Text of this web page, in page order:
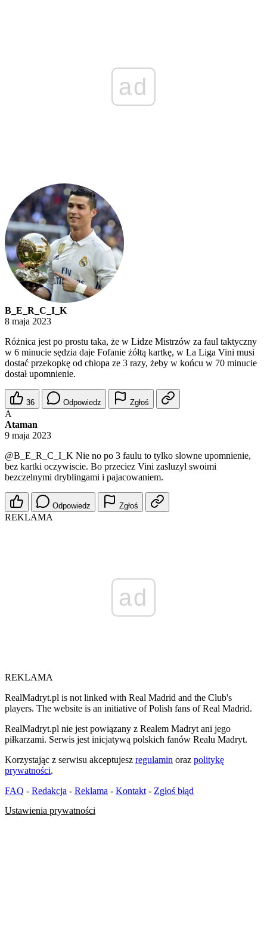
ad
B_E_R_C_I_K
8 maja 2023
Różnica jest po prostu taka, że w Lidze Mistrzów za faul taktyczny
w 6 minucie sędzia daje Fofanie żółtą kartkę, w La Liga Vini musi
dostać przekopkę od chłopa ze 3 razy, żeby w końcu w 70 minucie
dostał upomnienie.
36 Odpowiedz Zgłoś
A
Ataman
9 maja 2023
@B_E_R_C_I_K Nie no po 3 faulu to tylko slowne upomnienie,
bez kartki oczywiscie. Bo przeciez Vini zasluzyl swoimi
bezczelnymi dryblingami i pajacowaniem.
Odpowiedz Zgłoś
REKLAMA
ad
REKLAMA
RealMadryt.pl is not linked with Real Madrid and the Club's
players. The website is an initiative of Polish fans of Real Madrid.
RealMadryt.pl nie jest powiązany z Realem Madryt ani jego
piłkarzami. Serwis jest inicjatywą polskich fanów Realu Madryt.
Korzystając z serwisu akceptujesz regulamin oraz politykę
prywatności.
FAQ - Redakcja - Reklama - Kontakt - Zgłoś błąd
Ustawienia prywatności